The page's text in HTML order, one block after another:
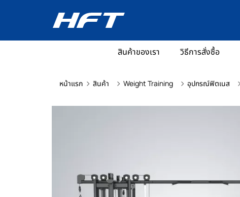
สินค้าของเรา วิธีการสั่งซื้อ
หน้าแรก สินค้า Weight Training อุปกรณ์ฟิตเนส